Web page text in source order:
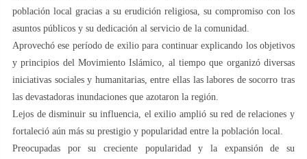
población local gracias a su erudición religiosa, su compromiso con los
asuntos públicos y su dedicación al servicio de la comunidad.
Aprovechó ese período de exilio para continuar explicando los objetivos
y principios del Movimiento Islámico, al tiempo que organizó diversas
iniciativas sociales y humanitarias, entre ellas las labores de socorro tras
las devastadoras inundaciones que azotaron la región.
Lejos de disminuir su influencia, el exilio amplió su red de relaciones y
fortaleció aún más su prestigio y popularidad entre la población local.
Preocupadas por su creciente popularidad y la expansión de su